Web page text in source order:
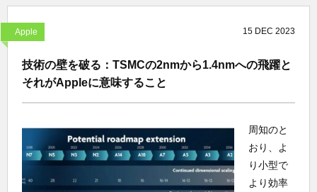
Apple 15 DEC 2023
技術の壁を破る：TSMCの2nmから1.4nmへの飛躍と
それがAppleに意味すること
周知のと
おり、よ
り小型で
より効率